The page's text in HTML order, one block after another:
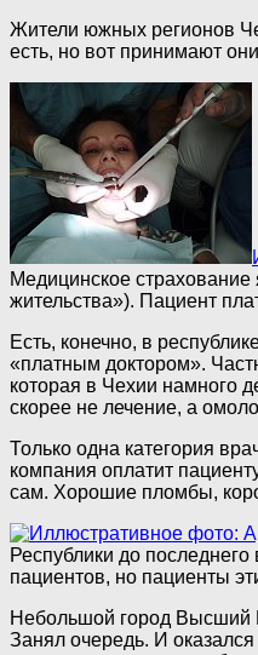
Жители южных регионов
есть, но вот принимают
Медицинское
жительства»). Пациент
Есть, конечно, в
«платным доктором».
которая в Чехии намного
скорее не лечение, а
Только одна категория
компания оплатит
сам. Хорошие пломбы,
Республики до
пациентов, но пациенты
Небольшой город Высший
Занял очередь. И